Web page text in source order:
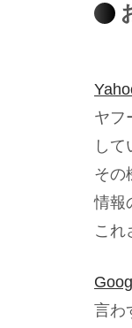
ヤフ
して
その
情報
これ
言わ